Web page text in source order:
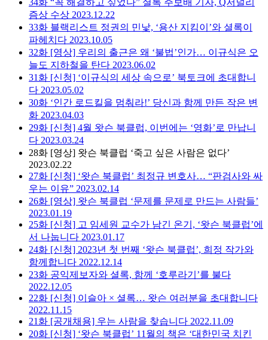
즘상 수상 2023.12.22
33화 블랙리스트 정권의 민낯, ‘용산 지킴이’와 셜록이
파헤치다 2023.10.05
32화 [영상] 우리의 출근은 왜 ‘불법’인가… 이규식은 오
늘도 지하철을 탄다 2023.06.02
31화 [신청] ‘이규식의 세상 속으로’ 북토크에 초대합니
다 2023.05.02
30화 ‘인간 로드킬을 멈춰라!’ 당신과 함께 만든 작은 변
화 2023.04.03
29화 [신청] 4월 왓슨 북클럽, 이번에는 ‘영화’로 만납니
다 2023.03.24
28화 [영상] 왓슨 북클럽 ‘죽고 싶은 사람은 없다’
2023.02.22
27화 [신청] ‘왓슨 북클럽’ 최정규 변호사… “판검사와 싸
우는 이유” 2023.02.14
26화 [영상] 왓슨 북클럽 ‘문제를 문제로 만드는 사람들’
2023.01.19
25화 [신청] 고 임세원 교수가 남긴 온기, ‘왓슨 북클럽’에
서 나눕니다 2023.01.17
24화 [신청] 2023년 첫 번째 ‘왓슨 북클럽’, 희정 작가와
함께합니다 2022.12.14
23화 공익제보자와 셜록, 함께 ‘호루라기’를 불다
2022.12.05
22화 [신청] 이슬아 × 셜록… 왓슨 여러분을 초대합니다
2022.11.15
21화 [공개채용] 우는 사람을 찾습니다 2022.11.09
20화 [신청] ‘왓슨 북클럽’ 11월의 책은 ‘대한민국 치킨